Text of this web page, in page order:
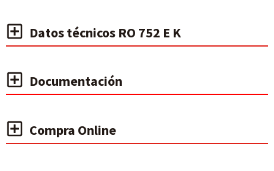
Datos técnicos RO 752 E K
Documentación
Compra Online